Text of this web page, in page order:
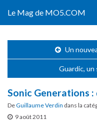
Le Mag de MO5.COM
Un
Guardic, un
Sonic Generations :
DeGuillaume Verdin dans la
9 août 2011